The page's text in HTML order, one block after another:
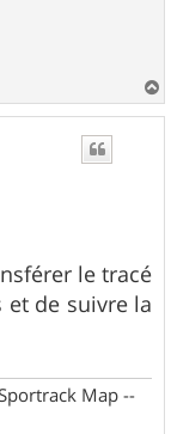
a
le tracé
et de suivre la
Map --